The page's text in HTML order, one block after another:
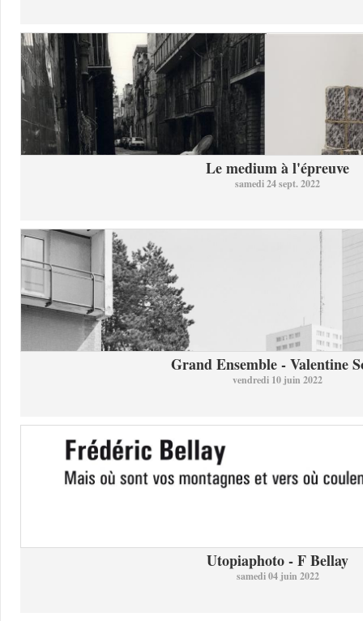
Le medium à l'épreuve
samedi 24 sept. 2022
Grand Ensemble - Valentine
vendredi 10 juin 2022
Utopiaphoto - F Bellay
samedi 04 juin 2022